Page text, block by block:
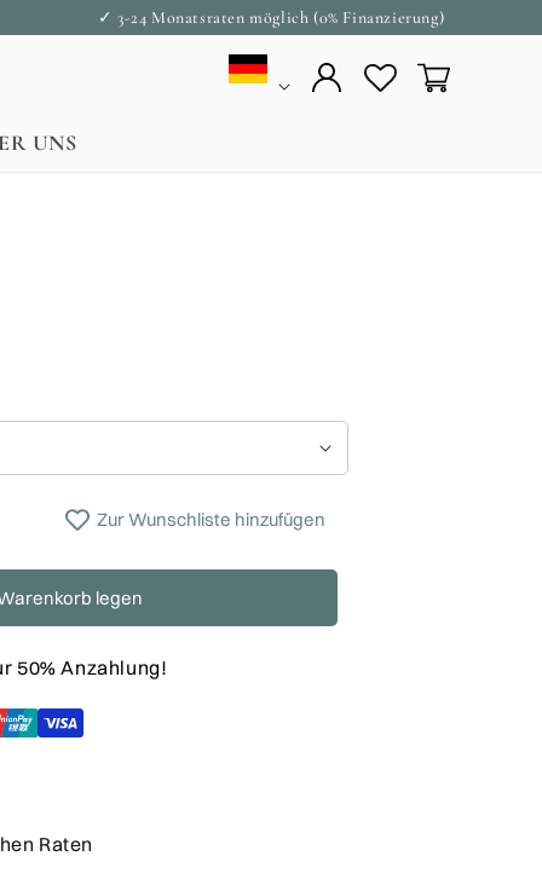
✓ 3-24 Monatsraten möglich (0% Finanzierung)
UNS
Land/Region
Einloggen Warenkorb
legen
Zur Wunschliste hinzufügen
50% Anzahlung!
Raten